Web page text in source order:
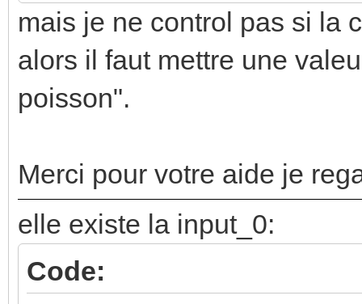
mais je ne control pas si la
alors il faut mettre une
poisson".
Merci pour votre aide je
elle existe la input_0:
Code: